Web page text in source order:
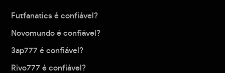
Futfanatics é confiável?
Novomundo é confiável?
3ap777 é confiável?
Rivo777 é confiável?